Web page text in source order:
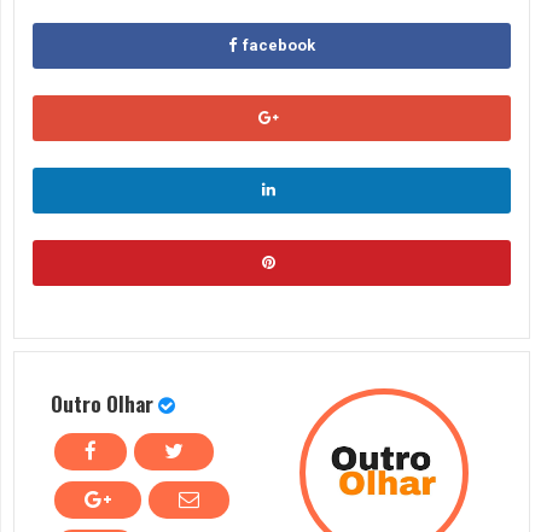
facebook
Outro Olhar